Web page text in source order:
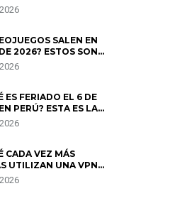
POLÉMICA CON
SALEN EN
2026? ESTOS SON
MÁS ESPERADOS
ES FERIADO EL 6 DE
PERÚ? ESTA ES LA
CADA VEZ MÁS
UTILIZAN UNA VPN
SU